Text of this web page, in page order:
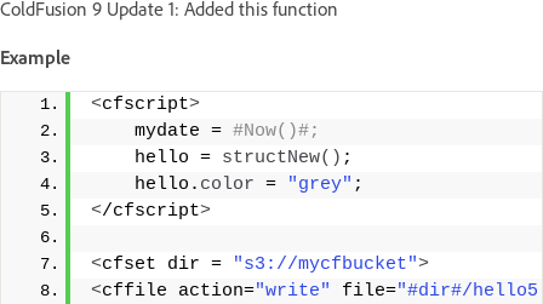
ColdFusion 9 Update 1: Added this function
Example
<cfscript>
    mydate =
#Now()#;
    hello =
structNew() ;
    hello.
color = "grey" ;
</cfscript>
<cfset dir = "s3://mycfbucket">
<cffile action="write" file="#dir#/